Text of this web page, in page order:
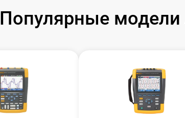
Популярные модели